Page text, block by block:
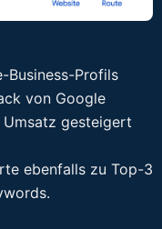
Business-Profils
von Google
gesteigert
ebenfalls zu Top-3